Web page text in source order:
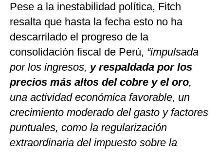
Pese a la inestabilidad política, Fitch
resalta que hasta la fecha esto no ha
descarrilado el progreso de la
consolidación fiscal de Perú, “impulsada
por los ingresos, y respaldada por los
precios más altos del cobre y el oro,
una actividad económica favorable, un
crecimiento moderado del gasto y factores
puntuales, como la regularización
extraordinaria del impuesto sobre la